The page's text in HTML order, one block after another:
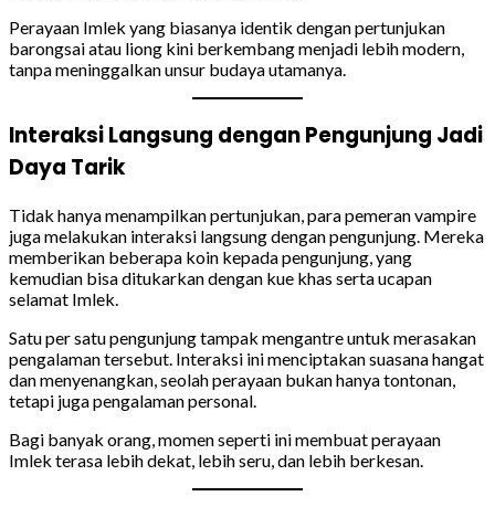
Perayaan Imlek yang biasanya identik dengan pertunjukan
barongsai atau liong kini berkembang menjadi lebih modern,
tanpa meninggalkan unsur budaya utamanya.
Interaksi Langsung dengan Pengunjung Jadi
Daya Tarik
Tidak hanya menampilkan pertunjukan, para pemeran vampire
juga melakukan interaksi langsung dengan pengunjung. Mereka
memberikan beberapa koin kepada pengunjung, yang
kemudian bisa ditukarkan dengan kue khas serta ucapan
selamat Imlek.
Satu per satu pengunjung tampak mengantre untuk merasakan
pengalaman tersebut. Interaksi ini menciptakan suasana hangat
dan menyenangkan, seolah perayaan bukan hanya tontonan,
tetapi juga pengalaman personal.
Bagi banyak orang, momen seperti ini membuat perayaan
Imlek terasa lebih dekat, lebih seru, dan lebih berkesan.